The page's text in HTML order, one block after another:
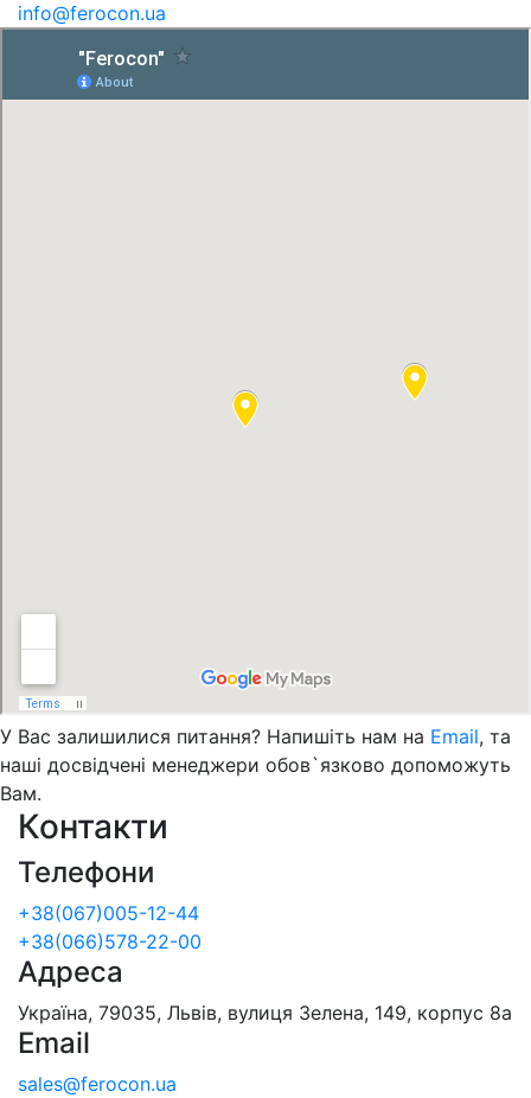
info@ferocon.ua
У Вас залишилися питання? Напишіть нам на Email, та
наші досвідчені менеджери обов`язково допоможуть
Вам.
Контакти
Телефони
+38(067)005-12-44
+38(066)578-22-00
Адреса
Україна, 79035, Львів, вулиця Зелена, 149, корпус 8а
Email
sales@ferocon.ua